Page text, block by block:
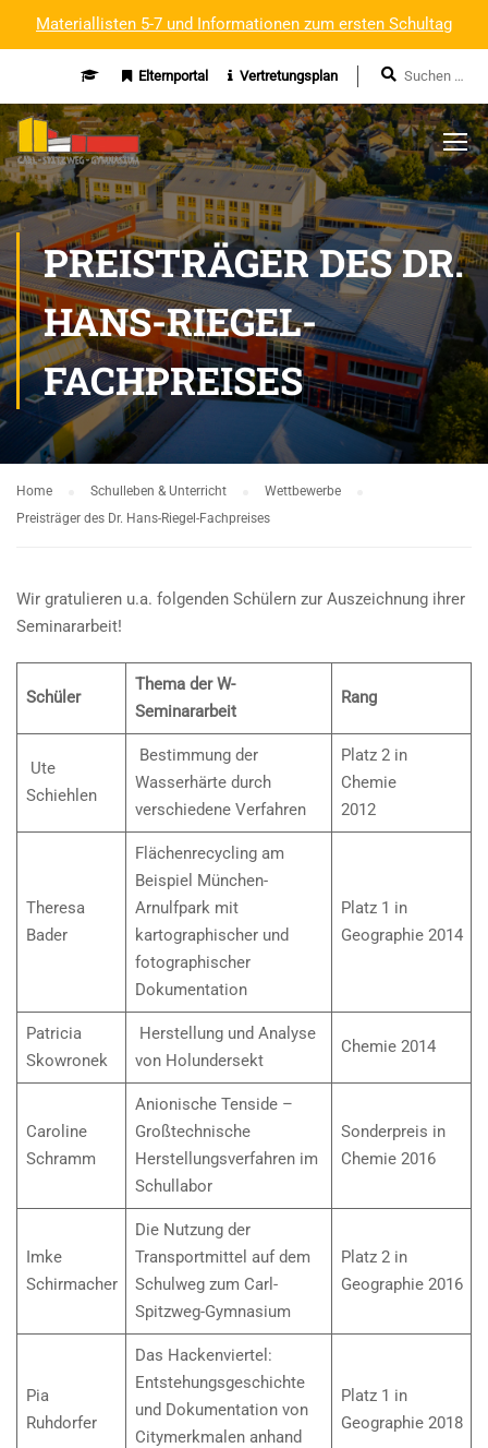
Materiallisten 5-7 und Informationen zum ersten Schultag
Elternportal Vertretungsplan
PREISTRÄGER DES DR.
HANS-RIEGEL-
FACHPREISES
Home Schulleben & Unterricht
Wettbewerbe
Preisträger des Dr. Hans-Riegel-Fachpreises
Wir gratulieren u.a. folgenden Schülern zur Auszeichnung ihrer
Seminararbeit!
Schüler
Thema der W-
Seminararbeit
Rang
Ute
Schiehlen
Bestimmung der
Wasserhärte durch
verschiedene Verfahren
Platz 2 in
Chemie
2012
Theresa
Bader
Flächenrecycling am
Beispiel München-
Arnulfpark mit
kartographischer und
fotographischer
Dokumentation
Platz 1 in
Geographie 2014
Patricia
Skowronek
Herstellung und Analyse
von Holundersekt
Chemie 2014
Caroline
Schramm
Anionische Tenside –
Großtechnische
Herstellungsverfahren im
Schullabor
Sonderpreis in
Chemie 2016
Imke
Schirmacher
Die Nutzung der
Transportmittel auf dem
Schulweg zum Carl-
Spitzweg-Gymnasium
Platz 2 in
Geographie 2016
Pia
Ruhdorfer
Das Hackenviertel:
Entstehungsgeschichte
und Dokumentation von
Citymerkmalen anhand
Platz 1 in
Geographie 2018